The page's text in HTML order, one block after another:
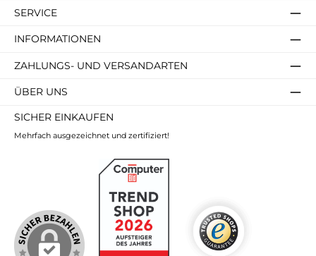
SERVICE
INFORMATIONEN
ZAHLUNGS- UND VERSANDARTEN
ÜBER UNS
SICHER EINKAUFEN
Mehrfach ausgezeichnet und zertifiziert!